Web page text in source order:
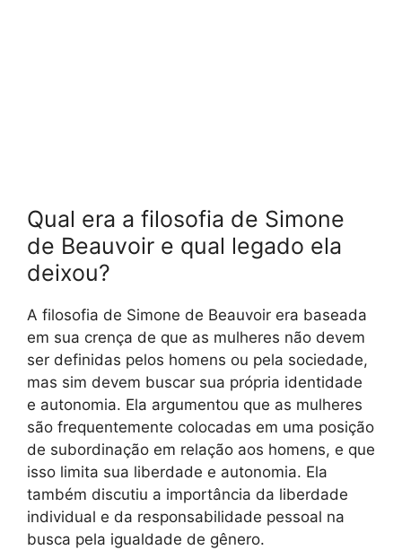
Qual era a filosofia de Simone
de Beauvoir e qual legado ela
deixou?
A filosofia de Simone de Beauvoir era baseada
em sua crença de que as mulheres não devem
ser definidas pelos homens ou pela sociedade,
mas sim devem buscar sua própria identidade
e autonomia. Ela argumentou que as mulheres
são frequentemente colocadas em uma posição
de subordinação em relação aos homens, e que
isso limita sua liberdade e autonomia. Ela
também discutiu a importância da liberdade
individual e da responsabilidade pessoal na
busca pela igualdade de gênero.